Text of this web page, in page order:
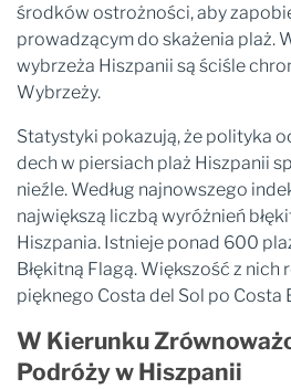
środków ostrożności, aby
prowadzącym do skażenia plaż.
wybrzeża Hiszpanii są ściśle
Wybrzeży.
Statystyki pokazują, że polityka
dech w piersiach plaż Hiszpanii
nieźle. Według najnowszego
największą liczbą wyróżnień
Hiszpania. Istnieje ponad 600
Błękitną Flagą. Większość z nich
pięknego Costa del Sol po Costa
W Kierunku
Podróży w Hiszpanii